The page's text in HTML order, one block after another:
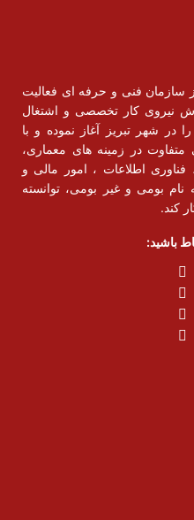
سازمان فنی و حرفه ای فعالیت
هدف آموزش نیروی کار تخصصی و اشتغال
شهر تبریز آغاز نموده و با
در زمینه های معماری،
اطلاعات ، امور مالی و
نام بومی و غیر بومی، توانسته
کند.
باشید: